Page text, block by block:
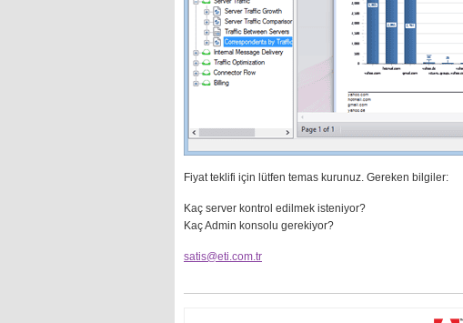
Fiyat teklifi için lütfen temas kurunuz. Gereken bilgiler:
Kaç server kontrol edilmek isteniyor?
Kaç Admin konsolu gerekiyor?
satis@eti.com.tr